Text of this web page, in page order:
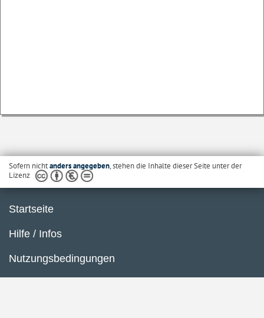
Sofern nichtanders angegeben, stehen die Inhalte dieser Seite unter der
Lizenz
Startseite
Hilfe / Infos
Nutzungsbedingungen